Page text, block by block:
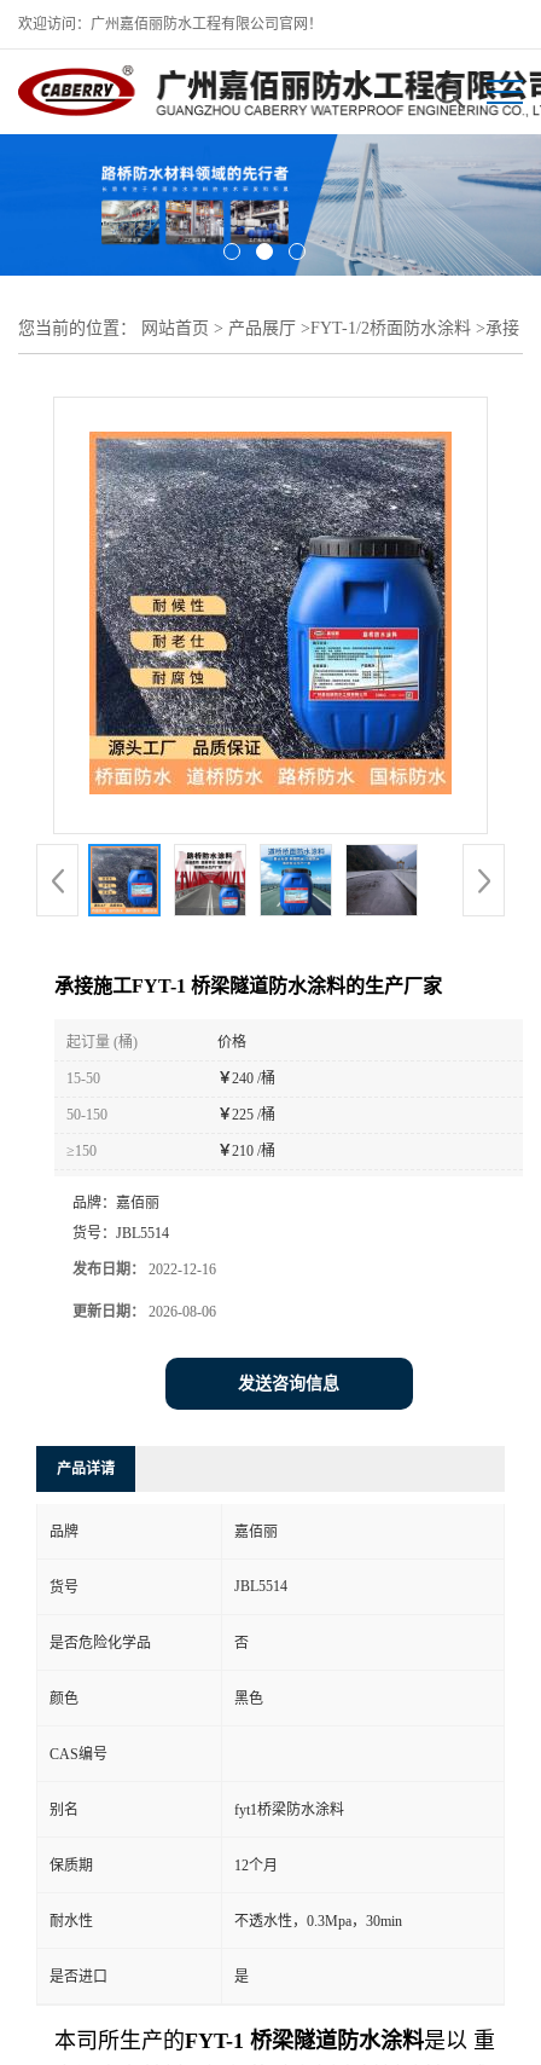
欢迎访问：广州嘉佰丽防水工程有限公司官网！
您当前的位置： 网站首页 > 产品展厅 >FYT-1/2桥面防水涂料 >承接
承接施工FYT-1 桥梁隧道防水涂料的生产厂家
起订量 (桶) 价格
15-50 ￥240 /桶
50-150 ￥225 /桶
≥150 ￥210 /桶
品牌： 嘉佰丽
货号： JBL5514
发布日期： 2022-12-16
更新日期： 2026-08-06
发送咨询信息
产品详请
品牌 嘉佰丽
货号 JBL5514
是否危险化学品 否
颜色 黑色
CAS编号
别名 fyt1桥梁防水涂料
保质期 12个月
耐水性 不透水性，0.3Mpa，30min
是否进口 是
本司所生产的FYT-1 桥梁隧道防水涂料是以 重